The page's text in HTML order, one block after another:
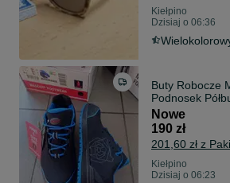
Kiełpino
Dzisiaj o 06:36
Buty Robocze
Podnosek
S1P
Nowe
190 zł
201,60 zł z
Kiełpino
Dzisiaj o 06:23